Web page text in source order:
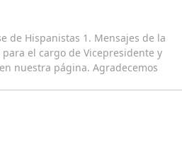
de Hispanistas 1. Mensajes de la
el cargo de Vicepresidente y
nuestra página. Agradecemos